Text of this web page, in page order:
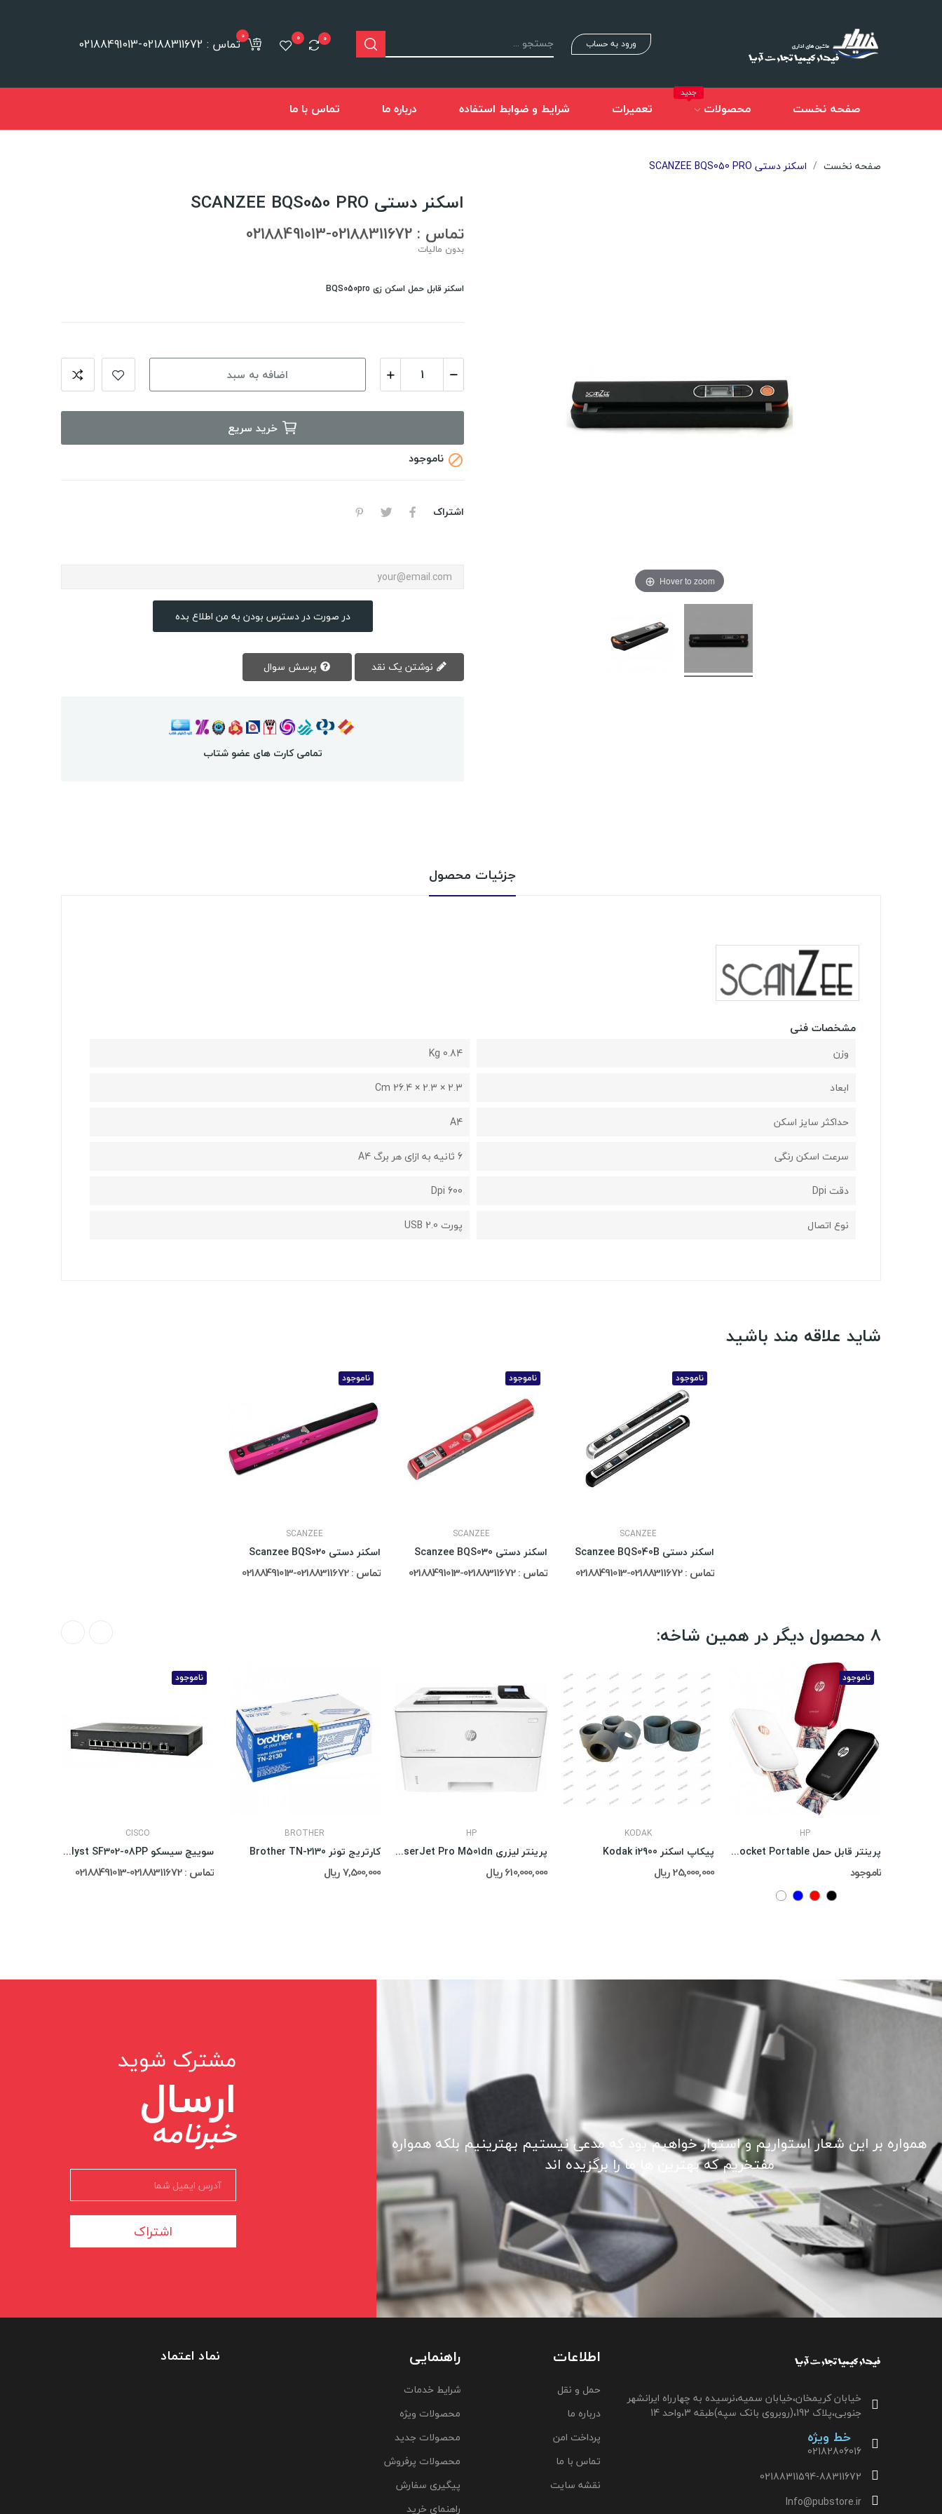
ورود به حساب 0
0 تماس : 02188311672-021884910130
صفحه نخست محصولات
جدید
تعمیرات شرایط و ضوابط استفاده درباره ما تماس با ما
صفحه نخست اسکنر دستی SCANZEE BQS050 PRO
Hover to zoom
اسکنر دستی SCANZEE BQS050 PRO
تماس : 02188311672-02188491013
بدون مالیات
اسکنر قابل حمل اسکن زی BQS050pro
اضافه به سبد
خرید سریع
 ناموجود
اشتراک
در صورت در دسترس بودن به من اطلاع بده
تمامی کارت های عضو شتاب
جزئیات محصول
مشخصات فنی
وزن
0.84 Kg
ابعاد
2.3 × 2.3 × 26.4 Cm
حداکثر سایز اسکن
A4
سرعت اسکن رنگی
6 ثانیه به ازای هر برگ A4
دقت Dpi
600 Dpi
نوع اتصال
پورت USB 2.0
شاید علاقه مند باشید
ناموجود
SCANZEE
اسکنر دستی Scanzee BQS020
تماس : 02188311672-02188491013
ناموجود
SCANZEE
اسکنر دستی Scanzee BQS030
تماس : 02188311672-02188491013
ناموجود
SCANZEE
اسکنر دستی Scanzee BQS040B
تماس : 02188311672-02188491013
8 محصول دیگر در همین شاخه:
ناموجود
CISCO
سوییچ سیسکو Cisco Catalyst SF302-08PP
تماس : 02188311672-02188491013
BROTHER
کارتریج تونر Brother TN-2130
7,500,000 ریال
HP
پرینتر لیزری HP LaserJet Pro M501dn
610,000,000 ریال
KODAK
پیکاپ اسکنر Kodak i2900
25,000,000 ریال
ناموجود
HP
پرینتر قابل حمل HP Sprocket Portable
ناموجود
همواره بر این شعار استواریم و استوار خواهیم بود که مدعی نیستیم بهترینیم بلکه همواره
مفتخریم که بهترین ها ما را برگزیده اند
مشترک شوید
ارسال
خبرنامه
اشتراک
خیابان کریمخان،خیابان سمیه،نرسیده به چهارراه ایرانشهر
جنوبی،پلاک 192،(روبروی بانک سپه)طبقه 3،واحد 14
خط ویژه
02182806016
02188311594-88311672
Info@pubstore.ir
اطلاعات
حمل و نقل
درباره ما
پرداخت امن
تماس با ما
نقشه سایت
راهنمایی
شرایط خدمات
محصولات ویژه
محصولات جدید
محصولات پرفروش
پیگیری سفارش
راهنمای خرید
نماد اعتماد